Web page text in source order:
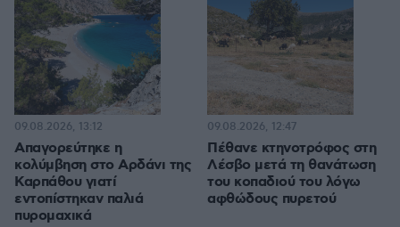
Απαγορεύτηκε η
κολύμβηση στο Αρδάνι της
Καρπάθου γιατί
εντοπίστηκαν παλιά
πυρομαχικά
09.08.2026, 13:12
Πέθανε κτηνοτρόφος στη
Λέσβο μετά τη θανάτωση
του κοπαδιού του λόγω
αφθώδους πυρετού
09.08.2026, 12:47